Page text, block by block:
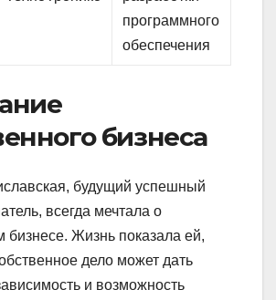
программного
обеспечения
бизнеса
будущий успешный
всегда мечтала о
бизнесе. Жизнь показала ей,
дело может дать
и возможность